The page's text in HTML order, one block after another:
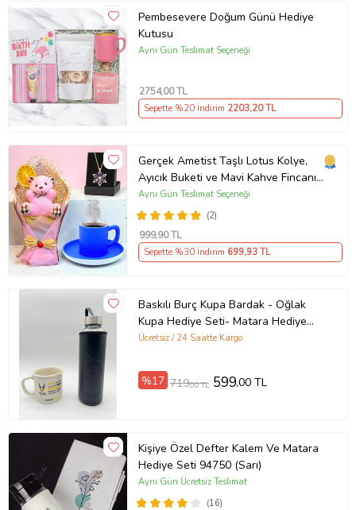
Pembesevere Doğum Günü Hediye
Kutusu
Aynı Gün Teslimat Seçeneği
2754,00 TL
Sepette %20 İndirim 2203,20 TL
Gerçek Ametist Taşlı Lotus Kolye,
Ayıcık Buketi ve Mavi Kahve Fincanı
Hediye Seti
(2)
Aynı Gün Teslimat Seçeneği
999,90 TL
Sepette %30 İndirim 699,93 TL
Baskılı Burç Kupa Bardak - Oğlak
Kupa Hediye Seti- Matara Hediye
Seti
Ücretsiz / 24 Saatte Kargo
%17 719,00 TL 599,00 TL
Kişiye Özel Defter Kalem Ve Matara
Hediye Seti 94750 (Sarı)
(16)
Aynı Gün Ücretsiz Teslimat